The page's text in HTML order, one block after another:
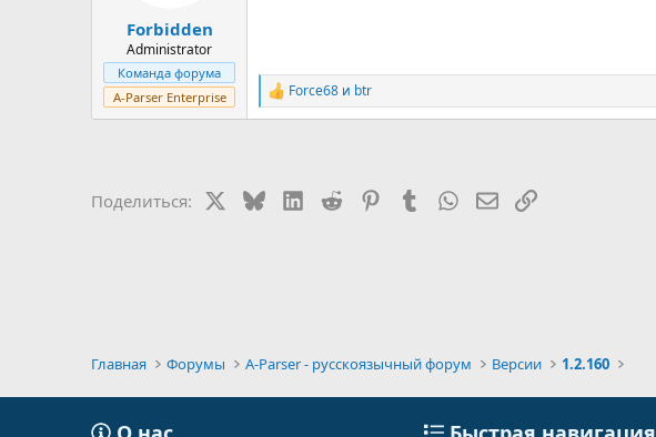
Forbidden
Administrator
Команда форума
A-Parser Enterprise
Р
е
Force68 и btr
Поделиться: BlueskyLinkedIn
Reddit PinterestTumblrWhatsAppЭлектронная почта
Ссылка
Главная Форумы A-Parser - русскоязычный форум Версии 1.2.160